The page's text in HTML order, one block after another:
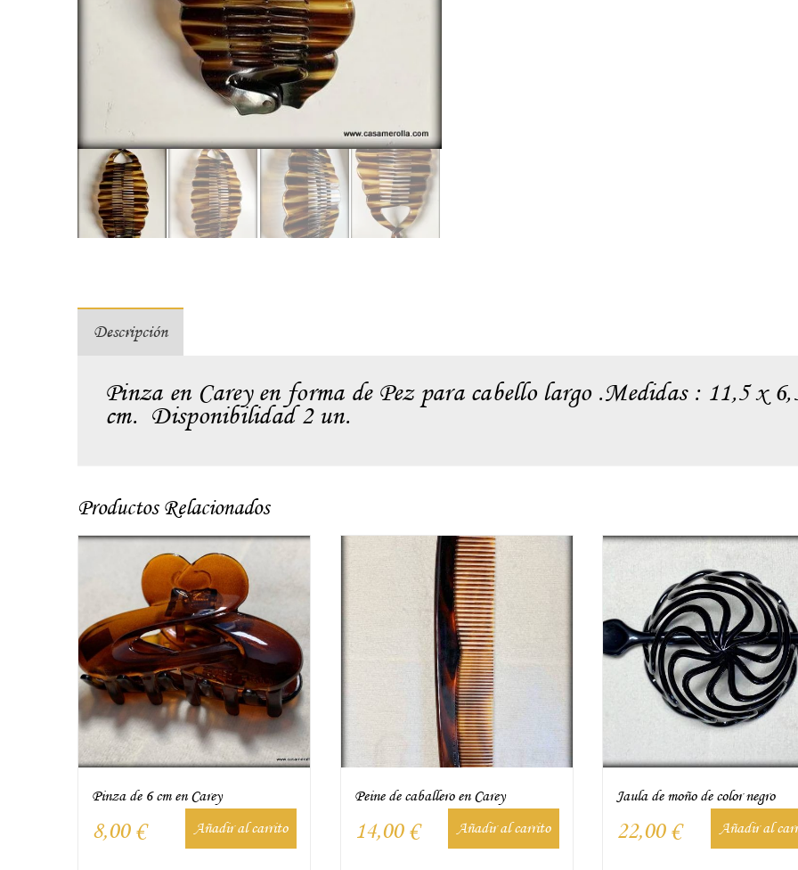
Descripción
Pinza en Carey en forma de Pez para cabello largo .Medidas : 11,5 x
cm. Disponibilidad 2 un.
Productos Relacionados
Pinza de 6 cm en Carey
8,00 € Añadir al carrito
Peine de caballero en Carey
14,00 € Añadir al carrito
Jaula de moño de color negro
22,00 € Añadir al